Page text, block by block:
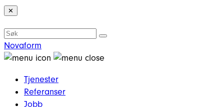
✕
Novaform
Tjenester
Referanser
Jobb